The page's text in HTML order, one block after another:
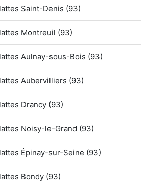
Saint-Denis (93)
Montreuil (93)
Aulnay-sous-Bois (93)
Aubervilliers (93)
Drancy (93)
Noisy-le-Grand (93)
Épinay-sur-Seine (93)
Bondy (93)